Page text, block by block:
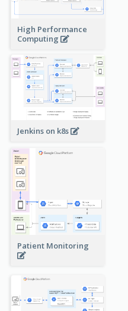
High Performance
Computing
Jenkins on k8s
Patient Monitoring